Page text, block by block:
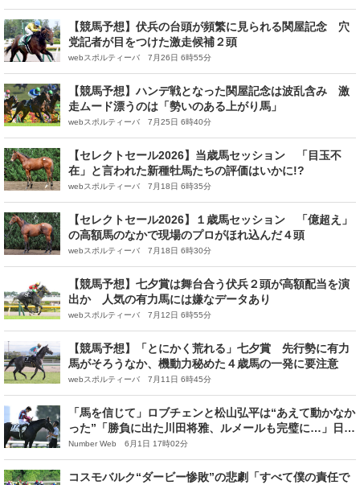
【競馬予想】伏兵の台頭が頻繁に見られる関屋記念 穴
党記者が目をつけた激走候補２頭
webスポルティーバ 7月26日 6時55分
【競馬予想】ハンデ戦となった関屋記念は波乱含み 激
走ムード漂うのは「勢いのある上がり馬」
webスポルティーバ 7月25日 6時40分
【セレクトセール2026】当歳馬セッション 「目玉不
在」と言われた新種牡馬たちの評価はいかに!?
webスポルティーバ 7月18日 6時35分
【セレクトセール2026】１歳馬セッション 「億超え」
の高額馬のなかで現場のプロがほれ込んだ４頭
webスポルティーバ 7月18日 6時30分
【競馬予想】七夕賞は舞台合う伏兵２頭が高額配当を演
出か 人気の有力馬には嫌なデータあり
webスポルティーバ 7月12日 6時55分
【競馬予想】「とにかく荒れる」七夕賞 先行勢に有力
馬がそろうなか、機動力秘めた４歳馬の一発に要注意
webスポルティーバ 7月11日 6時45分
「馬を信じて」ロブチェンと松山弘平は“あえて動かなか
った”「勝負に出た川田将雅、ルメールも完璧に…」日本
ダービーを熱くした“名手たちの思惑”
Number Web 6月1日 17時02分
コスモバルク“ダービー惨敗”の悲劇「すべて僕の責任で